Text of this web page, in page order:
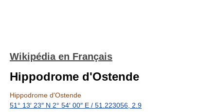
Wikipédia en Français
Hippodrome d'Ostende
Hippodrome d'Ostende
51° 13′ 23″ N 2° 54′ 00″ E / 51.223056 2.9